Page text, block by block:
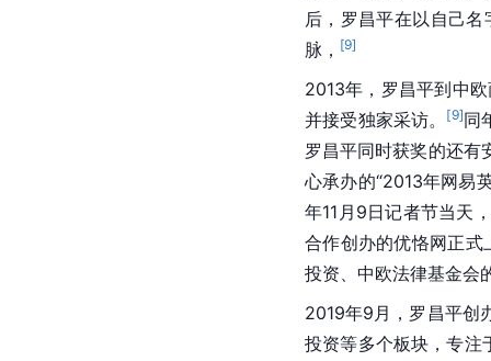
后，罗昌平在以自己
脉， [9]
2013年，罗昌平到中
并接受独家采访。
[9]同
罗昌平同时获奖的还有
心承办的“2013年网易
年11月9日记者节当天
合作创办的优恪网正式
投资、中欧法律基金会
2019年9月，罗昌平创
投资等多个板块，专注